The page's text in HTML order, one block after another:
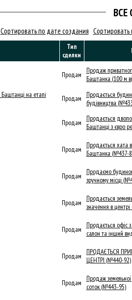
ВСЕ
Сортировать по дате создания Сортировать
Тип
сделки
Продам
Продаж
Баштанка (100 м
Продам
Продається
будівництва
Продам
Продається
Баштанці з євро
Продам
Продається хата
Баштанка (№437-
Продам
Продаємо
зручному місці
Продам
Продається
значення в
Продам
Продається офіс
салон та інший
Продам
ПРОДАЄТЬСЯ
ЦЕНТРІ (№440-92)
Продам
Продаж
соток (№443-95)